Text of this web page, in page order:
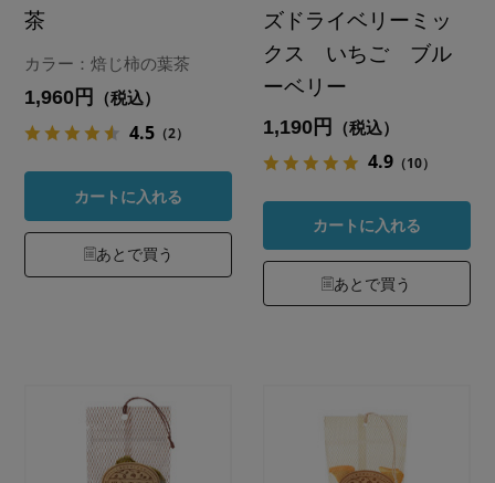
茶
カラー：焙じ柿の葉茶
1,960円 （税込）
4.5 （2）
カートに入れる
あとで買う
ズドライベリーミッ
クス いちご ブル
ーベリー
1,190円 （税込）
4.9 （10）
カートに入れる
あとで買う